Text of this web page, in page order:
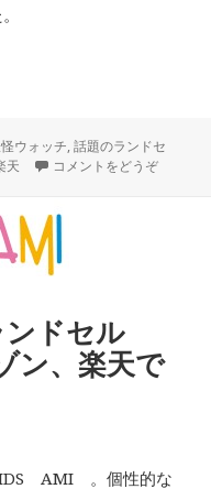
ル 2016-2017
ウォッチ,話題のランドセ
天 コメントをどうぞ
ドセル
ン、楽天で
AMI 。個性的な